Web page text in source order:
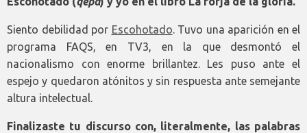
Siento debilidad por Escohotado . Tuvo una aparición en el
programa FAQS, en TV3, en la que desmontó el
nacionalismo con enorme brillantez. Les puso ante el
espejo y quedaron atónitos y sin respuesta ante semejante
altura intelectual.
Finalizaste tu discurso con, literalmente, las palabras